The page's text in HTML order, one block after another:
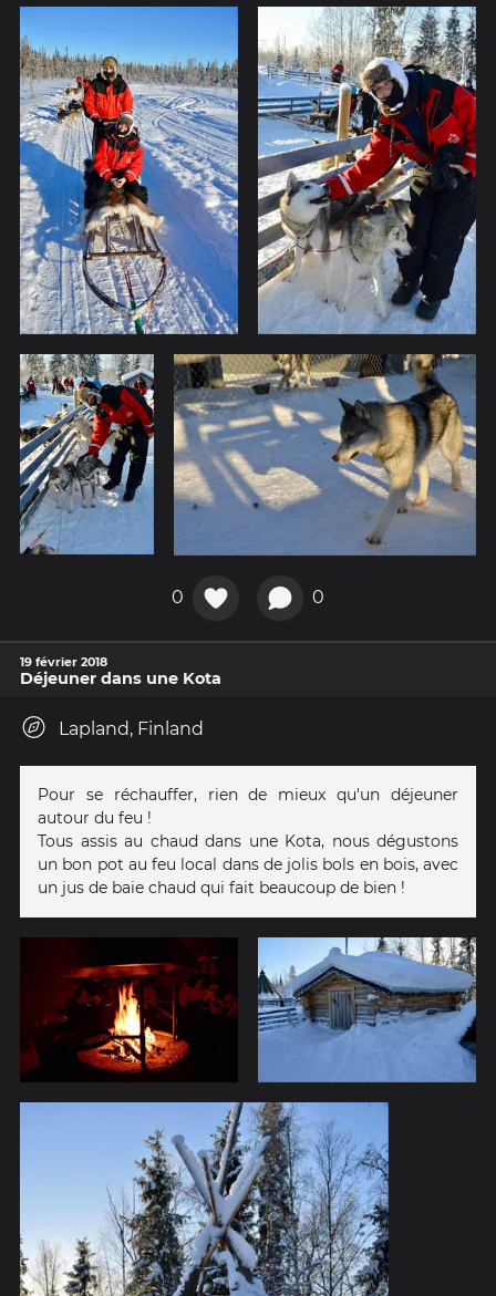
0 0
19 février 2018
Déjeuner dans une Kota
Lapland, Finland
Pour se réchauffer, rien de mieux qu'un déjeuner
autour du feu !
Tous assis au chaud dans une Kota, nous dégustons
un bon pot au feu local dans de jolis bols en bois, avec
un jus de baie chaud qui fait beaucoup de bien !